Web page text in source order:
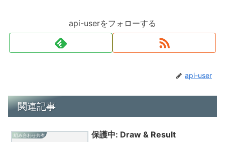
api-userをフォローする
api-user
関連記事
組み合わせ共有 保護中: Draw & Result